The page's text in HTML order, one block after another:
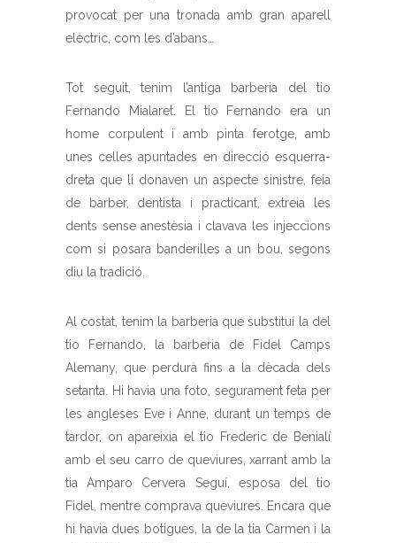
provocat per una tronada amb gran aparell
elèctric, com les d’abans…
Tot seguit, tenim l’antiga barberia del tio
Fernando Mialaret. El tio Fernando era un
home corpulent i amb pinta ferotge, amb
unes celles apuntades en direcció esquerra-
dreta que li donaven un aspecte sinistre, feia
de barber, dentista i practicant, extreia les
dents sense anestèsia i clavava les injeccions
com si posara banderilles a un bou, segons
diu la tradició.
Al costat, tenim la barberia que substituí la del
tio Fernando, la barberia de Fidel Camps
Alemany, que perdurà fins a la dècada dels
setanta. Hi havia una foto, segurament feta per
les angleses Eve i Anne, durant un temps de
tardor, on apareixia el tio Frederic de Benialí
amb el seu carro de queviures, xarrant amb la
tia Amparo Cervera Seguí, esposa del tio
Fidel, mentre comprava queviures. Encara que
hi havia dues botigues, la de la tia Carmen i la